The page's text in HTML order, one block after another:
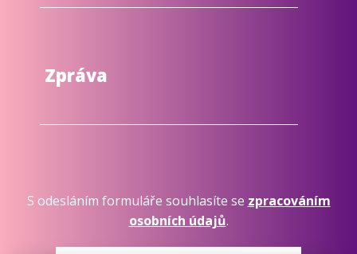
Zpráva
S odesláním formuláře souhlasíte se zpracováním
osobních údajů.